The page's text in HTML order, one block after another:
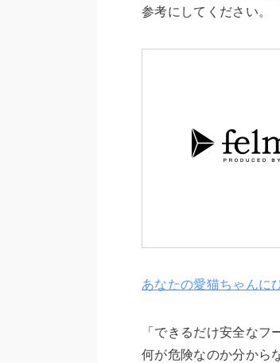
参考にしてください。
あなたの愛猫ちゃんに
「できるだけ安全なフ
何が危険なのか分から